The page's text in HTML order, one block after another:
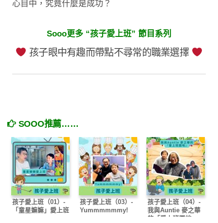
心目中，究竟什麼是成功？
Sooo更多 “孩子愛上班” 節目系列
孩子眼中有趣而帶點不尋常的職業選擇
SOOO推薦……
孩子愛上班（01）-
「童星嫲嫲」愛上班
孩子愛上班（03）-
Yummmmmmy!
孩子愛上班（04）-
我與Auntie 麥之華
的「愛上班園地」